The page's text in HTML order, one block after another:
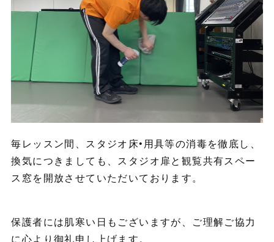
毎レッスン間、スタジオ床•用具等の消毒を徹底し、
換気につきましても、スタジオ扉と観覧共有スペー
ス窓を開放させていただいております。
保護者には肌寒い日もございますが、ご理解ご協力
に心より御礼申し上げます。